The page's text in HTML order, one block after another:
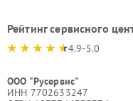
Рейтинг сервисного
4.9-5.0
ООО "Русервис"
ИНН 7702633247